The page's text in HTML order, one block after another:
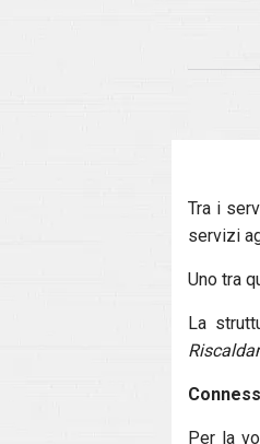
Tra i
servizi
Uno tra
La
Per la